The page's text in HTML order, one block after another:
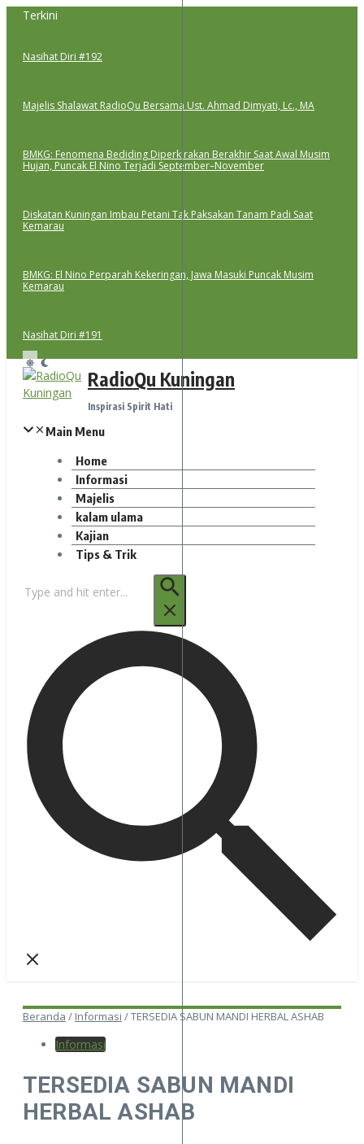
Lewati
Terkini
Nasihat Diri #192
Majelis Shalawat RadioQu Bersama Ust. Ahmad Dimyati, Lc., MA
BMKG: Fenomena Bediding Diperkirakan Berakhir Saat Awal Musim
Hujan, Puncak El Nino Terjadi September–November
Diskatan Kuningan Imbau Petani Tak Paksakan Tanam Padi Saat
Kemarau
BMKG: El Nino Perparah Kekeringan, Jawa Masuki Puncak Musim
Kemarau
Nasihat Diri #191
RadioQu Kuningan
Inspirasi Spirit Hati
Main Menu
Home
Informasi
Majelis
kalam ulama
Kajian
Tips & Trik
untuk:
Beranda / Informasi /TERSEDIA SABUN MANDI HERBAL ASHAB
Informasi
TERSEDIA SABUN MANDI
HERBAL ASHAB